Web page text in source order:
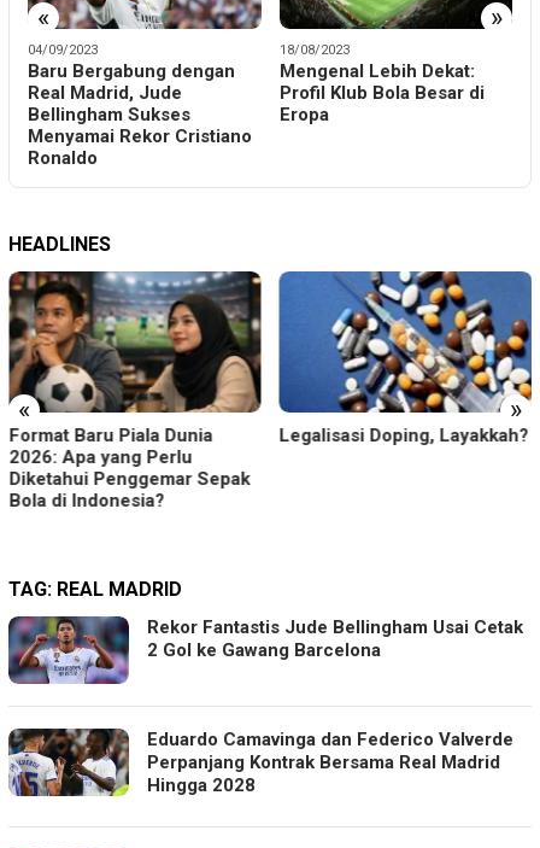
« »
04/09/2023
Baru Bergabung dengan
Real Madrid, Jude
Bellingham Sukses
Menyamai Rekor Cristiano
Ronaldo
18/08/2023
Mengenal Lebih Dekat:
Profil Klub Bola Besar di
Eropa
HEADLINES
« »
Baru Piala Dunia
yang Perlu
Penggemar Sepak
Indonesia?
Legalisasi Doping, Layakkah?
TAG: REAL MADRID
Rekor Fantastis Jude Bellingham Usai Cetak
2 Gol ke Gawang Barcelona
Eduardo Camavinga dan Federico Valverde
Perpanjang Kontrak Bersama Real Madrid
Hingga 2028